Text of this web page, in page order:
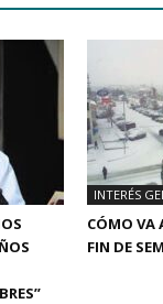
INTERÉS
CÓMO VA
FIN DE